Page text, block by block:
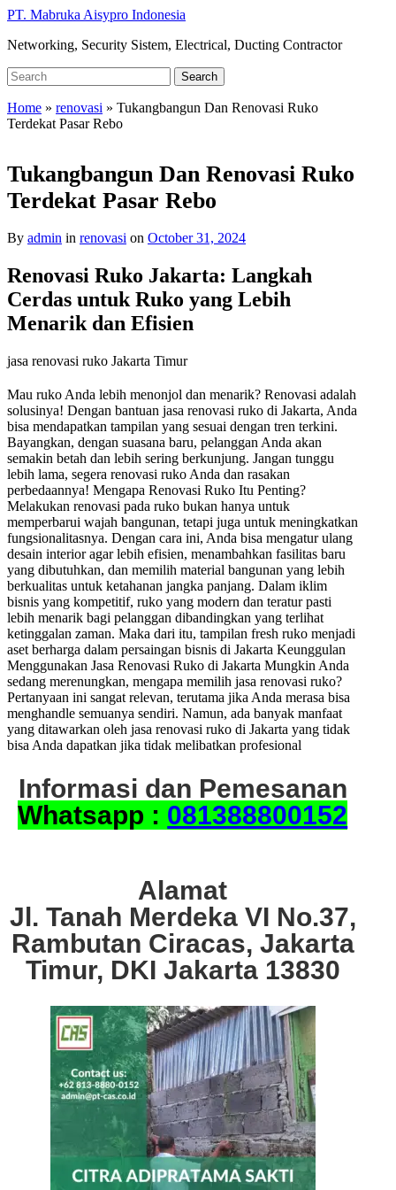
Skip
main
PT. Mabruka Aisypro Indonesia
Networking, Security Sistem, Electrical, Ducting Contractor
Search
for:
Search
Home » renovasi » Tukangbangun Dan Renovasi Ruko
Terdekat Pasar Rebo
Tukangbangun Dan Renovasi Ruko
Terdekat Pasar Rebo
By admin in renovasi on October 31, 2024
Renovasi Ruko Jakarta: Langkah
Cerdas untuk Ruko yang Lebih
Menarik dan Efisien
jasa renovasi ruko Jakarta Timur
Mau ruko Anda lebih menonjol dan menarik? Renovasi adalah
solusinya! Dengan bantuan jasa renovasi ruko di Jakarta, Anda
bisa mendapatkan tampilan yang sesuai dengan tren terkini.
Bayangkan, dengan suasana baru, pelanggan Anda akan
semakin betah dan lebih sering berkunjung. Jangan tunggu
lebih lama, segera renovasi ruko Anda dan rasakan
perbedaannya! Mengapa Renovasi Ruko Itu Penting?
Melakukan renovasi pada ruko bukan hanya untuk
memperbarui wajah bangunan, tetapi juga untuk meningkatkan
fungsionalitasnya. Dengan cara ini, Anda bisa mengatur ulang
desain interior agar lebih efisien, menambahkan fasilitas baru
yang dibutuhkan, dan memilih material bangunan yang lebih
berkualitas untuk ketahanan jangka panjang. Dalam iklim
bisnis yang kompetitif, ruko yang modern dan teratur pasti
lebih menarik bagi pelanggan dibandingkan yang terlihat
ketinggalan zaman. Maka dari itu, tampilan fresh ruko menjadi
aset berharga dalam persaingan bisnis di Jakarta Keunggulan
Menggunakan Jasa Renovasi Ruko di Jakarta Mungkin Anda
sedang merenungkan, mengapa memilih jasa renovasi ruko?
Pertanyaan ini sangat relevan, terutama jika Anda merasa bisa
menghandle semuanya sendiri. Namun, ada banyak manfaat
yang ditawarkan oleh jasa renovasi ruko di Jakarta yang tidak
bisa Anda dapatkan jika tidak melibatkan profesional
Informasi dan Pemesanan
Whatsapp : 081388800152
Alamat
Jl. Tanah Merdeka VI No.37,
Rambutan Ciracas, Jakarta
Timur, DKI Jakarta 13830